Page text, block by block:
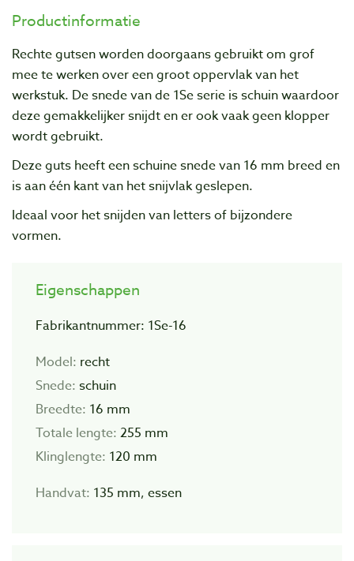
Productinformatie
Rechte gutsen worden doorgaans gebruikt om grof
mee te werken over een groot oppervlak van het
werkstuk. De snede van de 1Se serie is schuin waardoor
deze gemakkelijker snijdt en er ook vaak geen klopper
wordt gebruikt.
Deze guts heeft een schuine snede van 16 mm breed en
is aan één kant van het snijvlak geslepen.
Ideaal voor het snijden van letters of bijzondere
vormen.
Eigenschappen
Fabrikantnummer: 1Se-16
Model: recht
Snede: schuin
Breedte: 16 mm
Totale lengte: 255 mm
Klinglengte: 120 mm
Handvat: 135 mm, essen